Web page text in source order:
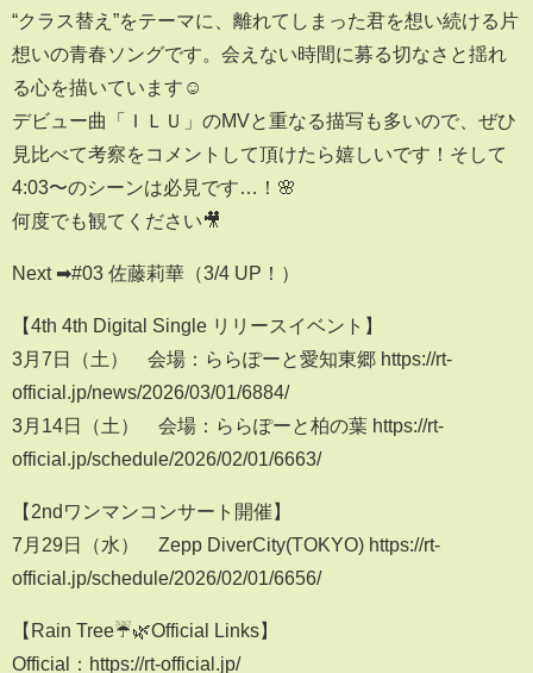
“クラス替え”をテーマに、離れてしまった君を想い続ける片
想いの青春ソングです。会えない時間に募る切なさと揺れ
る心を描いています☺
デビュー曲「ＩＬＵ」のMVと重なる描写も多いので、ぜひ
見比べて考察をコメントして頂けたら嬉しいです！そして
4:03〜のシーンは必見です…！🌸
何度でも観てください🎥
Next ➡#03 佐藤莉華（3/4 UP！）
【4th 4th Digital Single リリースイベント】
3月7日（土） 会場：ららぽーと愛知東郷 https://rt-
official.jp/news/2026/03/01/6884/
3月14日（土） 会場：ららぽーと柏の葉 https://rt-
official.jp/schedule/2026/02/01/6663/
【2ndワンマンコンサート開催】
7月29日（水） Zepp DiverCity(TOKYO) https://rt-
official.jp/schedule/2026/02/01/6656/
【Rain Tree☔️🌿Official Links】
Official：https://rt-official.jp/